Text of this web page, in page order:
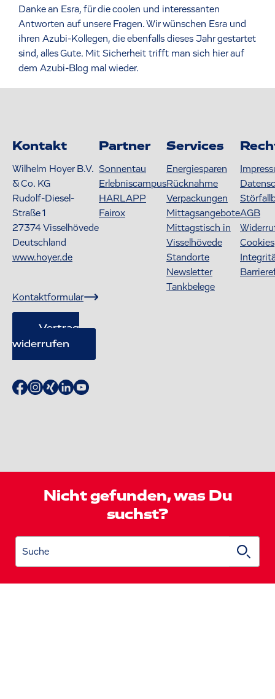
Danke an Esra, für die coolen und interessanten
Antworten auf unsere Fragen. Wir wünschen Esra und
ihren Azubi-Kollegen, die ebenfalls dieses Jahr gestartet
sind, alles Gute. Mit Sicherheit trifft man sich hier auf
dem Azubi-Blog mal wieder.
Kontakt
Wilhelm Hoyer B.V.
& Co. KG
Rudolf-Diesel-
Straße 1
27374Visselhövede
Deutschland
www.hoyer.de
Kontaktformular
Vertrag
widerrufen
Partner
Sonnentau
Erlebniscampus
HARLAPP
Fairox
Services
Energiesparen
Rücknahme
Verpackungen
Mittagsangebote
Mittagstisch in
Visselhövede
Standorte
Newsletter
Tankbelege
AGB
Cookies
Nicht gefunden, was Du
suchst?
Suche